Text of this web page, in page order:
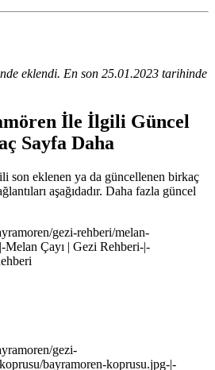
eklendi. En son 25.01.2023 tarihinde
İle İlgili Güncel
Sayfa Daha
son eklenen ya da güncellenen birkaç
aşağıdadır. Daha fazla güncel
gezi-rehberi/melan-
Çayı | Gezi Rehberi-|-
gezi-
bayramoren-koprusu.jpg-|-